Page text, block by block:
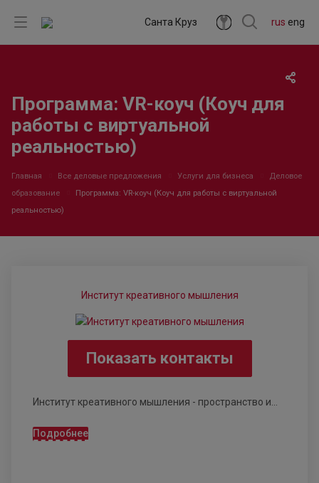
rus eng
Санта Круз
Программа: VR-коуч (Коуч для
работы с виртуальной
реальностью)
Главная Все деловые предложения Услуги для бизнеса
Деловое
образование
Программа: VR-коуч (Коуч для работы с виртуальной
реальностью)
Институт креативного мышления
Показать контакты
Институт креативного мышления - пространство и...
Подробнее